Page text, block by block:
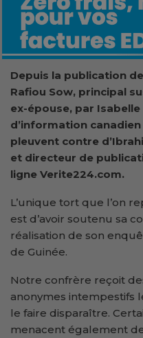
Depuis la publication
Rafiou Sow, principal
ex-épouse, par
d’information canadien
pleuvent contre
et directeur de
ligne Verite224.com.
L’unique tort que l’on
est d’avoir soutenu sa
réalisation de son
de Guinée.
Notre confrère reçoit
anonymes intempestifs
le faire disparaître.
menacent également